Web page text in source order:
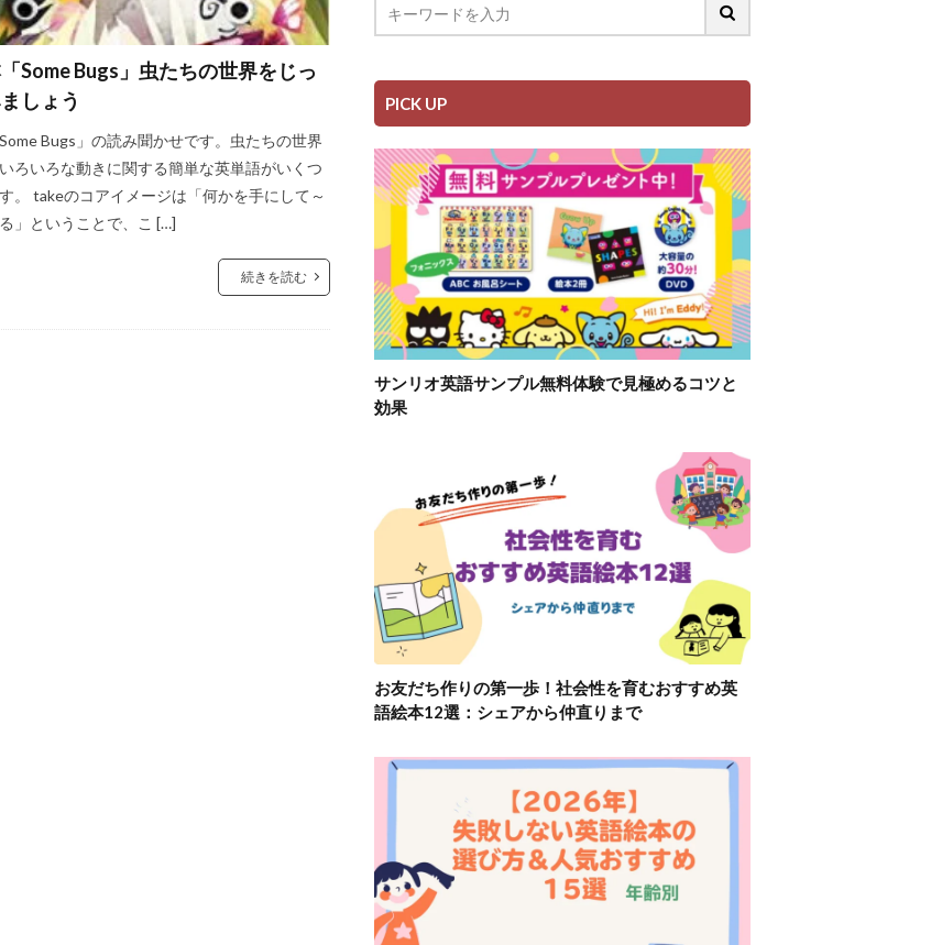
Some Bugs」虫たちの世界をじっ
しょう
Bugs」の読み聞かせです。虫たちの世界
ろいろな動きに関する簡単な英単語がいくつ
。 takeのコアイメージは「何かを手にして～
」ということで、こ […]
続きを読む
PICK UP
サンリオ英語サンプル無料体験で見極めるコツと
効果
お友だち作りの第一歩！社会性を育むおすすめ英
語絵本12選：シェアから仲直りまで